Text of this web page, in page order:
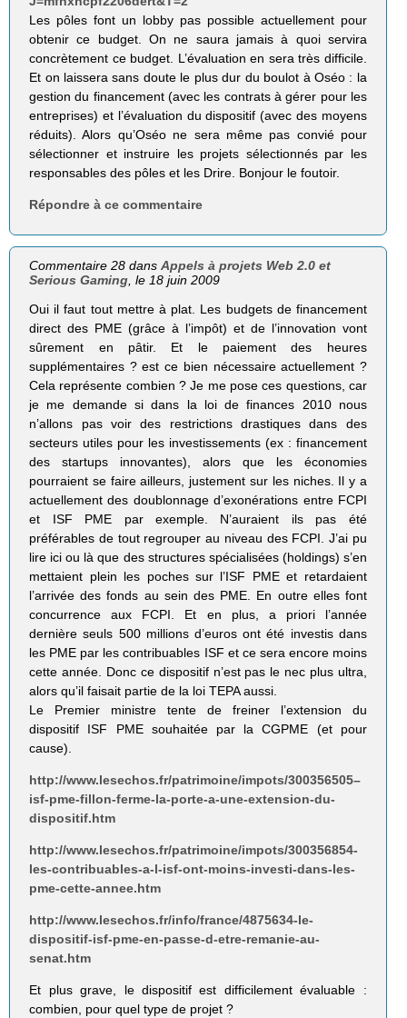
Les pôles font un lobby pas possible actuellement pour
obtenir ce budget. On ne saura jamais à quoi servira
concrètement ce budget. L’évaluation en sera très difficile.
Et on laissera sans doute le plus dur du boulot à Oséo : la
gestion du financement (avec les contrats à gérer pour les
entreprises) et l’évaluation du dispositif (avec des moyens
réduits). Alors qu’Oséo ne sera même pas convié pour
sélectionner et instruire les projets sélectionnés par les
responsables des pôles et les Drire. Bonjour le foutoir.
Répondre à ce commentaire
Commentaire 28 dansAppels à projets Web 2.0 et
Serious Gaming , le 18 juin 2009
Oui il faut tout mettre à plat. Les budgets de financement
direct des PME (grâce à l’impôt) et de l’innovation vont
sûrement en pâtir. Et le paiement des heures
supplémentaires ? est ce bien nécessaire actuellement ?
Cela représente combien ? Je me pose ces questions, car
je me demande si dans la loi de finances 2010 nous
n’allons pas voir des restrictions drastiques dans des
secteurs utiles pour les investissements (ex : financement
des startups innovantes), alors que les économies
pourraient se faire ailleurs, justement sur les niches. Il y a
actuellement des doublonnage d’exonérations entre FCPI
et ISF PME par exemple. N’auraient ils pas été
préférables de tout regrouper au niveau des FCPI. J’ai pu
lire ici ou là que des structures spécialisées (holdings) s’en
mettaient plein les poches sur l’ISF PME et retardaient
l’arrivée des fonds au sein des PME. En outre elles font
concurrence aux FCPI. Et en plus, a priori l’année
dernière seuls 500 millions d’euros ont été investis dans
les PME par les contribuables ISF et ce sera encore moins
cette année. Donc ce dispositif n’est pas le nec plus ultra,
alors qu’il faisait partie de la loi TEPA aussi.
Le Premier ministre tente de freiner l’extension du
dispositif ISF PME souhaitée par la CGPME (et pour
cause).
http://www.lesechos.fr/patrimoine/impots/300356505–
isf-pme-fillon-ferme-la-porte-a-une-extension-du-
dispositif.htm
http://www.lesechos.fr/patrimoine/impots/300356854-
les-contribuables-a-l-isf-ont-moins-investi-dans-les-
pme-cette-annee.htm
http://www.lesechos.fr/info/france/4875634-le-
dispositif-isf-pme-en-passe-d-etre-remanie-au-
senat.htm
Et plus grave, le dispositif est difficilement évaluable :
combien, pour quel type de projet ?